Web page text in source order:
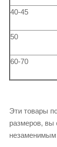
40-45
50
60-70
Эти товары
размеров, вы
незаменимым